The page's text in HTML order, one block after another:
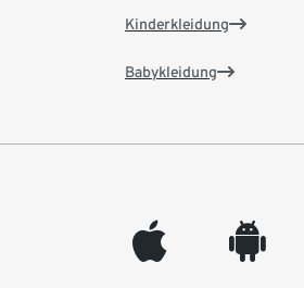
Kinderkleidung
Babykleidung
appleinc android